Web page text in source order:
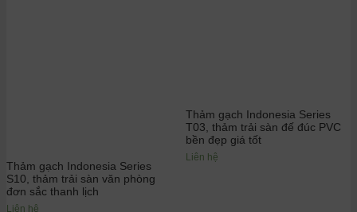
Thảm gạch Indonesia Series
S10, thảm trải sàn văn phòng
đơn sắc thanh lịch
Liên hệ
Thảm gạch Indonesia Series
T03, thảm trải sàn đế đúc PVC
bền đẹp giá tốt
Liên hệ